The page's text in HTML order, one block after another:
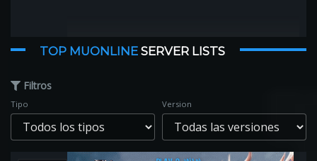
TOP MUONLINESERVER LISTS
Filtros
Tipo Version